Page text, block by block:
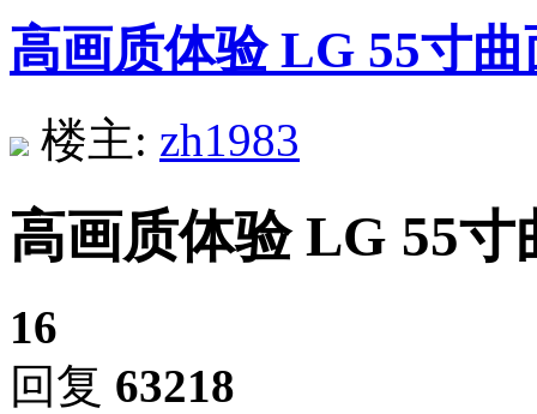
高画质体验 LG 55寸
楼主: zh1983
高画质体验 LG 55寸
16
回复 63218